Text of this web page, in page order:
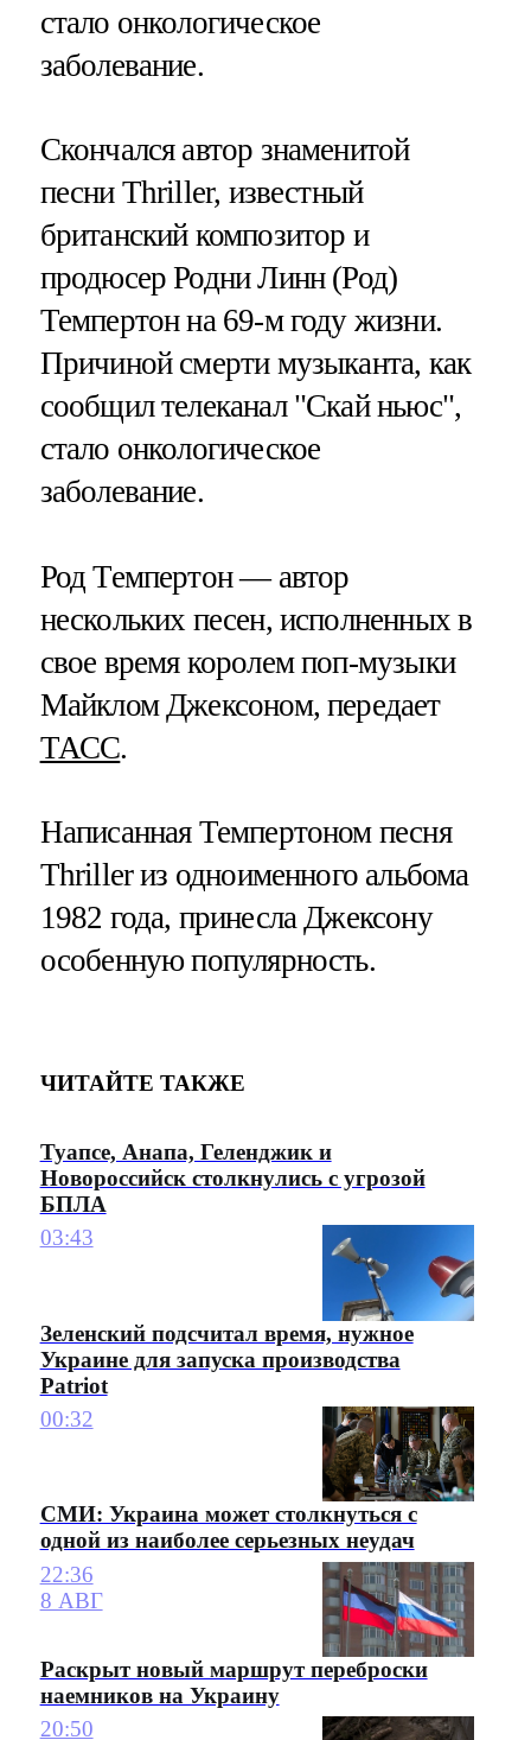
стало онкологическое
заболевание.
Скончался автор знаменитой
песни Thriller, известный
британский композитор и
продюсер Родни Линн (Род)
Темпертон на 69-м году жизни.
Причиной смерти музыканта, как
сообщил телеканал "Скай ньюс",
стало онкологическое
заболевание.
Род Темпертон — автор
нескольких песен, исполненных в
свое время королем поп-музыки
Майклом Джексоном, передает
ТАСС.
Написанная Темпертоном песня
Thriller из одноименного альбома
1982 года, принесла Джексону
особенную популярность.
ЧИТАЙТЕ ТАКЖЕ
Туапсе, Анапа, Геленджик и
Новороссийск столкнулись с угрозой
БПЛА
03:43
Зеленский подсчитал время, нужное
Украине для запуска производства
Patriot
00:32
СМИ: Украина может столкнуться с
одной из наиболее серьезных неудач
22:36
8 АВГ
Раскрыт новый маршрут переброски
наемников на Украину
20:50